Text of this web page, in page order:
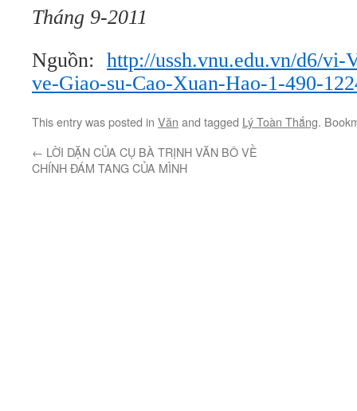
Tháng 9-2011
Nguồn: http://ussh.vnu.edu.vn/d6/
ve-Giao-su-Cao-Xuan-Hao-1-490-
This entry was posted in Văn and tagged Lý Toàn Thắng.
← LỜI DẶN CỦA CỤ BÀ TRỊNH VĂN BÔ VỀ
CHÍNH ĐÁM TANG CỦA MÌNH